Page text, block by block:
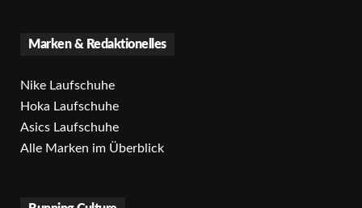
Marken & Redaktionelles
Nike Laufschuhe
Hoka Laufschuhe
Asics Laufschuhe
Alle Marken im Überblick